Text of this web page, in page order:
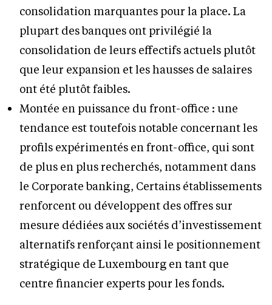
consolidation marquantes pour la place. La
plupart des banques ont privilégié la
consolidation de leurs effectifs actuels plutôt
que leur expansion et les hausses de salaires
ont été plutôt faibles.
Montée en puissance du front-office : une
tendance est toutefois notable concernant les
profils expérimentés en front-office, qui sont
de plus en plus recherchés, notamment dans
le Corporate banking, Certains établissements
renforcent ou développent des offres sur
mesure dédiées aux sociétés d’investissement
alternatifs renforçant ainsi le positionnement
stratégique de Luxembourg en tant que
centre financier experts pour les fonds.